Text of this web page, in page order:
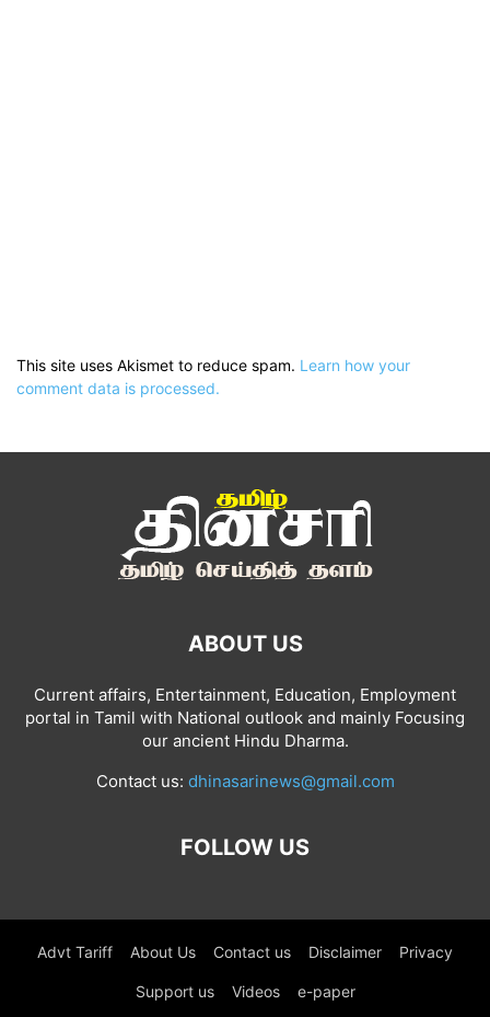
This site uses Akismet to reduce spam. Learn how your
comment data is processed.
ABOUT US
Current affairs, Entertainment, Education, Employment
portal in Tamil with National outlook and mainly Focusing
our ancient Hindu Dharma.
Contact us: dhinasarinews@gmail.com
FOLLOW US
Advt Tariff About Us Contact us Disclaimer Privacy
Support us Videos e-paper